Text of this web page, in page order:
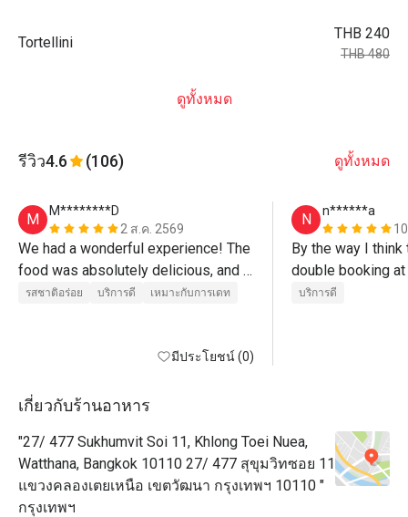
Tortellini
THB 240
THB 480
ดูทั้งหมด
รีวิว4.6 (106) ดูทั้งหมด
M
M********D
2 ส.ค. 2569
We had a wonderful experience! The
food was absolutely delicious, and
the truffle pizza was outstanding—
รสชาติอร่อย บริการดี เหมาะกับการเดท
มีประโยชน์ (0)
N
n******a
By the way I
double booking
บริการดี
เกี่ยวกับร้านอาหาร
"27/ 477 Sukhumvit Soi 11, Khlong Toei Nuea,
Watthana, Bangkok 10110 27/ 477 สุขุมวิทซอย 11
แขวงคลองเตยเหนือ เขตวัฒนา กรุงเทพฯ 10110 "
กรุงเทพฯ